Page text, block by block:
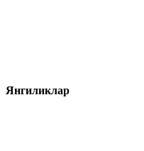
Янгиликлар